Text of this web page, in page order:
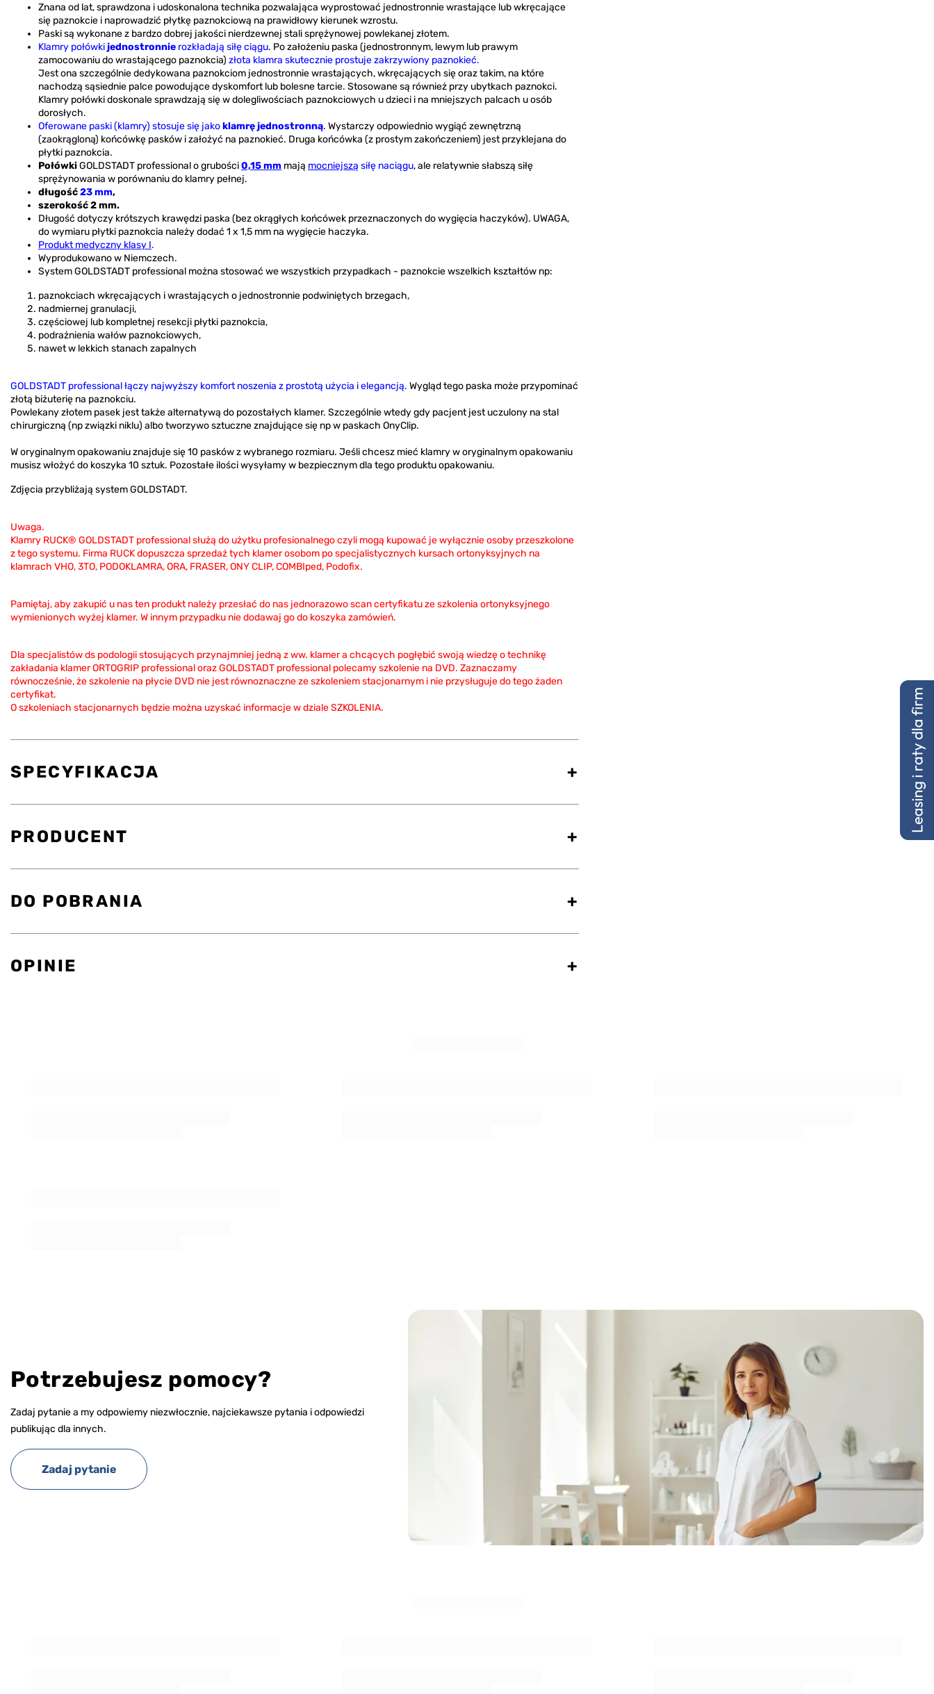
Znana od lat, sprawdzona i udoskonalona technika pozwalająca wyprostować jednostronnie wrastające lub wkręcające
się paznokcie i naprowadzić płytkę paznokciową na prawidłowy kierunek wzrostu.
Paski są wykonane z bardzo dobrej jakości nierdzewnej stali sprężynowej powlekanej złotem.
Klamry połówki jednostronnie rozkładają siłę ciągu. Po założeniu paska (jednostronnym, lewym lub prawym
zamocowaniu do wrastającego paznokcia) złota klamra skutecznie prostuje zakrzywiony paznokieć.
Jest ona szczególnie dedykowana paznokciom jednostronnie wrastających, wkręcających się oraz takim, na które
nachodzą sąsiednie palce powodujące dyskomfort lub bolesne tarcie. Stosowane są również przy ubytkach paznokci.
Klamry połówki doskonale sprawdzają się w dolegliwościach paznokciowych u dzieci i na mniejszych palcach u osób
dorosłych.
Oferowane paski (klamry) stosuje się jakoklamrę jednostronną. Wystarczy odpowiednio wygiąć zewnętrzną
(zaokrągloną) końcówkę pasków i założyć na paznokieć. Druga końcówka (z prostym zakończeniem) jest przyklejana do
płytki paznokcia.
PołówkiGOLDSTADT professional o grubości0,15 mm mają mocniejszą siłę naciągu, ale relatywnie słabszą siłę
sprężynowania w porównaniu do klamry pełnej.
długość23 mm,
szerokość 2 mm.
Długość dotyczy krótszych krawędzi paska (bez okrągłych końcówek przeznaczonych do wygięcia haczyków). UWAGA,
do wymiaru płytki paznokcia należy dodać 1 x 1,5 mm na wygięcie haczyka.
Produkt medyczny klasy I.
Wyprodukowano w Niemczech.
System GOLDSTADT professional można stosować we wszystkich przypadkach - paznokcie wszelkich kształtów np:
paznokciach wkręcających i wrastających o jednostronnie podwiniętych brzegach,
nadmiernej granulacji,
częściowej lub kompletnej resekcji płytki paznokcia,
podrażnienia wałów paznokciowych,
nawet w lekkich stanach zapalnych
GOLDSTADT professional łączy najwyższy komfort noszenia z prostotą użycia i elegancją. Wygląd tego paska może przypominać
złotą biżuterię na paznokciu.
Powlekany złotem pasek jest także alternatywą do pozostałych klamer. Szczególnie wtedy gdy pacjent jest uczulony na stal
chirurgiczną (np związki niklu) albo tworzywo sztuczne znajdujące się np w paskach OnyClip.
W oryginalnym opakowaniu znajduje się 10 pasków z wybranego rozmiaru. Jeśli chcesz mieć klamry w oryginalnym opakowaniu
musisz włożyć do koszyka 10 sztuk. Pozostałe ilości wysyłamy w bezpiecznym dla tego produktu opakowaniu.
Zdjęcia przybliżają system GOLDSTADT.
Uwaga.
Klamry RUCK® GOLDSTADT professional służą do użytku profesionalnego czyli mogą kupować je wyłącznie osoby przeszkolone
z tego systemu. Firma RUCK dopuszcza sprzedaż tych klamer osobom po specjalistycznych kursach ortonyksyjnych na
klamrach VHO, 3TO, PODOKLAMRA, ORA, FRASER, ONY CLIP, COMBIped, Podofix.
Pamiętaj, aby zakupić u nas ten produkt należy przesłać do nas jednorazowo scan certyfikatu ze szkolenia ortonyksyjnego
wymienionych wyżej klamer. W innym przypadku nie dodawaj go do koszyka zamówień.
Dla specjalistów ds podologii stosujących przynajmniej jedną z ww. klamer a chcących pogłębić swoją wiedzę o technikę
zakładania klamer ORTOGRIP professional oraz GOLDSTADT professional polecamy szkolenie na DVD. Zaznaczamy
równocześnie, że szkolenie na płycie DVD nie jest równoznaczne ze szkoleniem stacjonarnym i nie przysługuje do tego żaden
certyfikat.
O szkoleniach stacjonarnych będzie można uzyskać informacje w dziale SZKOLENIA.
SPECYFIKACJA
PRODUCENT
DO POBRANIA
OPINIE
Potrzebujesz pomocy?
Zadaj pytanie a my odpowiemy niezwłocznie, najciekawsze pytania i odpowiedzi
publikując dla innych.
Zadaj pytanie